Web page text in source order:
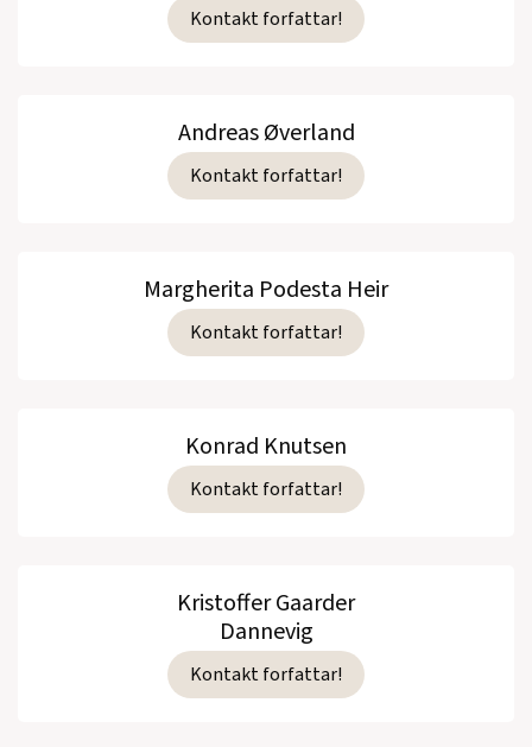
Kontakt forfattar!
Andreas Øverland
Kontakt forfattar!
Margherita Podesta Heir
Kontakt forfattar!
Konrad Knutsen
Kontakt forfattar!
Kristoffer Gaarder
Dannevig
Kontakt forfattar!